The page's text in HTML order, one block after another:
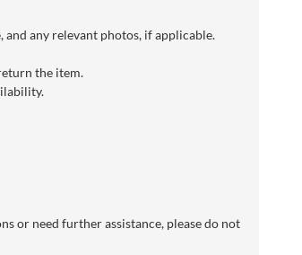
any relevant photos, if applicable.
the item.
or need further assistance, please do not